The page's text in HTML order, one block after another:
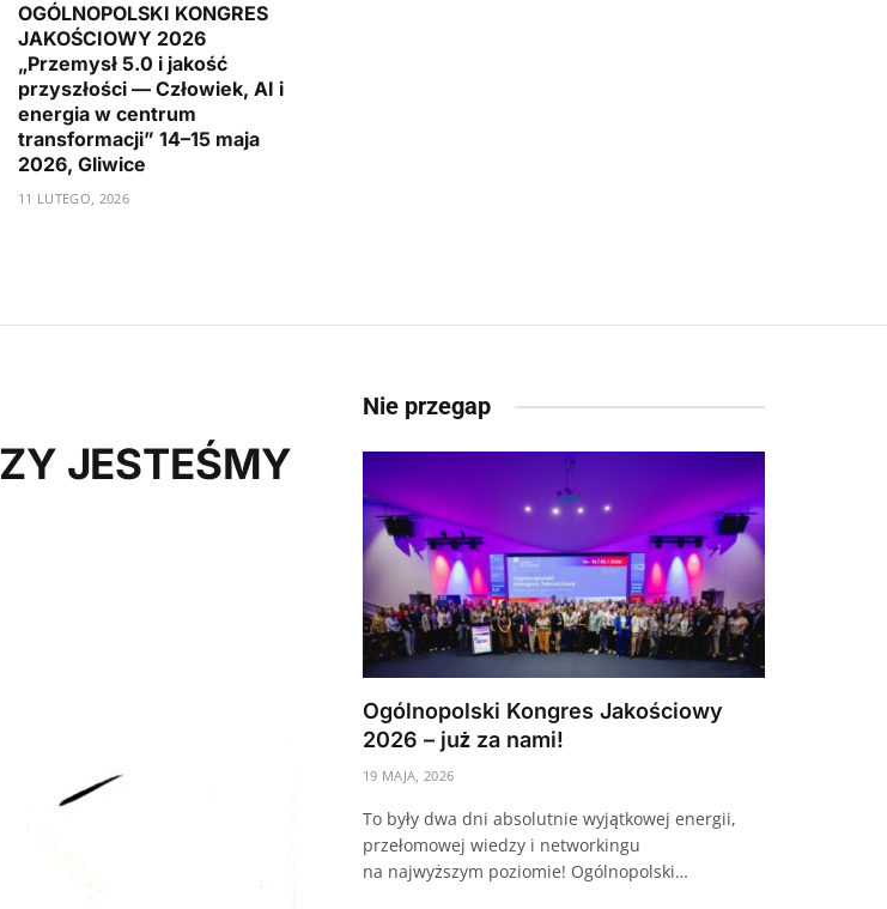
OGÓLNOPOLSKI KONGRES
JAKOŚCIOWY 2026
„Przemysł 5.0 i jakość
przyszłości — Człowiek, AI i
energia w centrum
transformacji” 14–15 maja
2026, Gliwice
11 LUTEGO, 2026
JESTEŚMY
Nie przegap
Ogólnopolski Kongres Jakościowy
2026 – już za nami!
19 MAJA, 2026
To były dwa dni absolutnie wyjątkowej energii,
przełomowej wiedzy i networkingu
na najwyższym poziomie! Ogólnopolski…